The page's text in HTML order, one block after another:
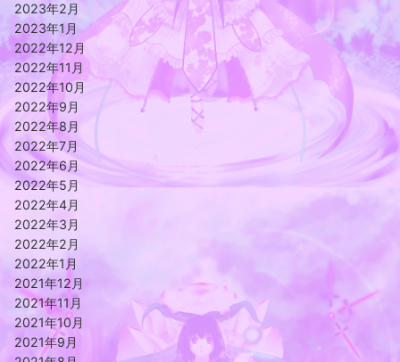
2023年2月
2023年1月
2022年12月
2022年11月
2022年10月
2022年9月
2022年8月
2022年7月
2022年6月
2022年5月
2022年4月
2022年3月
2022年2月
2022年1月
2021年12月
2021年11月
2021年10月
2021年9月